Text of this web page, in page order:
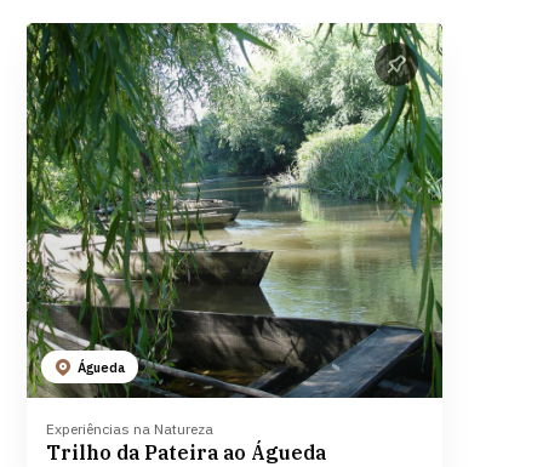
Águeda
Experiências na Natureza
Trilho da Pateira ao Águeda